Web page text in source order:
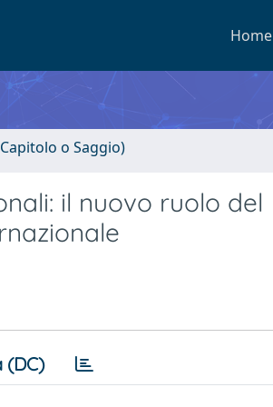
Home
o Saggio)
il nuovo ruolo del
(DC)